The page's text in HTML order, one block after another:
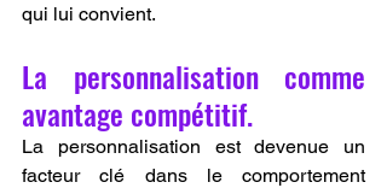
qui lui convient.
La personnalisation comme
avantage compétitif.
La personnalisation est devenue un
facteur clé dans le comportement